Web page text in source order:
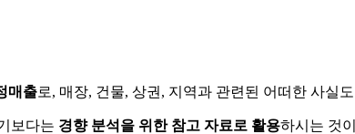
매출로, 매장, 건물, 상권, 지역과 관련된 어떠한 사실
보다는 경향 분석을 위한 참고 자료로 활용하시는 것